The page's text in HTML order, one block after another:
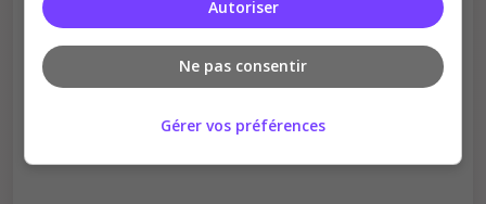
Récompenses possibles
votants
Autoriser
Ne pas consentir
Gérer vos préférences